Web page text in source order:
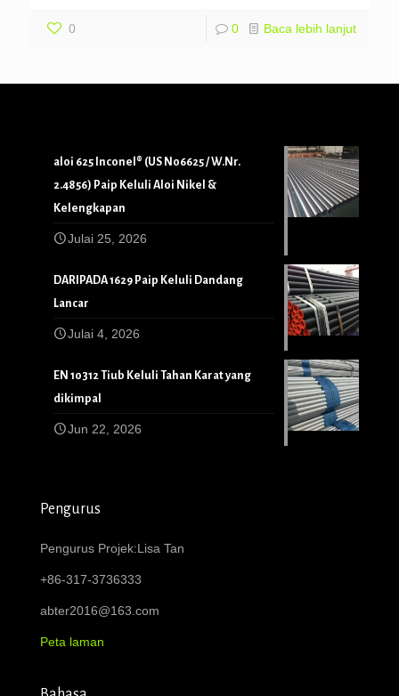
0 0 Baca lebih lanjut
aloi 625 Inconel® (US N06625 / W.Nr.
2.4856) Paip Keluli Aloi Nikel &
Kelengkapan
Julai 25, 2026
DARIPADA 1629 Paip Keluli Dandang
Lancar
Julai 4, 2026
EN 10312 Tiub Keluli Tahan Karat yang
dikimpal
Jun 22, 2026
Pengurus
Pengurus Projek:Lisa Tan
+86-317-3736333
abter2016@163.com
Peta laman